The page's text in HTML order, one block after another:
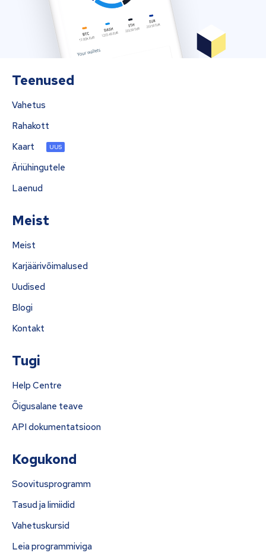
Teenused
Vahetus
Rahakott
Kaart
UUS
Äriühingutele
Laenud
Meist
Meist
Karjäärivõimalused
Uudised
Blogi
Kontakt
Tugi
Help Centre
Õigusalane teave
API dokumentatsioon
Kogukond
Soovitusprogramm
Tasud ja limiidid
Vahetuskursid
Leia programmiviga